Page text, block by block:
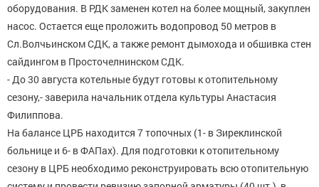
оборудования. В РДК заменен котел на более мощный, закуплен
насос. Остается еще проложить водопровод 50 метров в
Сл.Волчьинском СДК, а также ремонт дымохода и обшивка стен
сайдингом в Просточелнинском СДК.
- До 30 августа котельные будут готовы к отопительному
сезону,- заверила начальник отдела культуры Анастасия
Филиппова.
На балансе ЦРБ находится 7 топочных (1- в Зиреклинской
больнице и 6- в ФАПах). Для подготовки к отопительному
сезону в ЦРБ необходимо реконструировать всю отопительную